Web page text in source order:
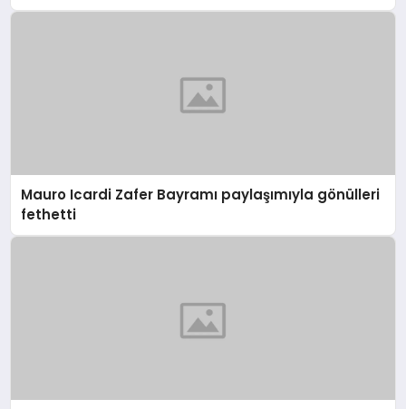
Mauro Icardi Zafer Bayramı paylaşımıyla gönülleri
fethetti